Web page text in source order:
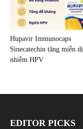
Hupavir Immunocaps
Sinecatechin tăng miễn
nhiễm HPV
EDITOR PICKS